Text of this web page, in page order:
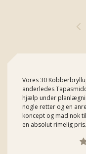
Vores 30
anderledes
hjælp under
nogle retter og en
koncept og mad nok
en absolut rimelig pris.